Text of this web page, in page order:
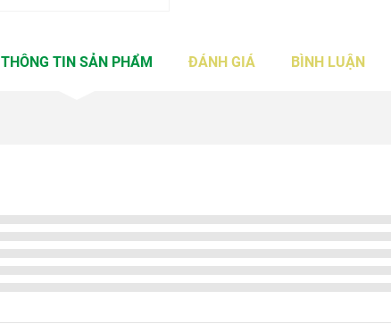
THÔNG TIN SẢN PHẨM ĐÁNH GIÁ BÌNH LUẬN